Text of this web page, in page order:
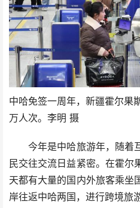
中哈免签一周年，新疆霍尔果
万人次。李明 摄
今年是中哈旅游年，随着
民交往交流日益紧密。在霍尔
天都有大量的国内外旅客乘坐
岸往返中哈两国，进行跨境旅